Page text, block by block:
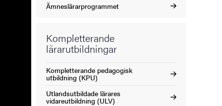
Ämneslärarprogrammet
Kompletterande
lärarutbildningar
Kompletterande pedagogisk
utbildning (KPU)
Utlandsutbildade lärares
vidareutbildning (ULV)